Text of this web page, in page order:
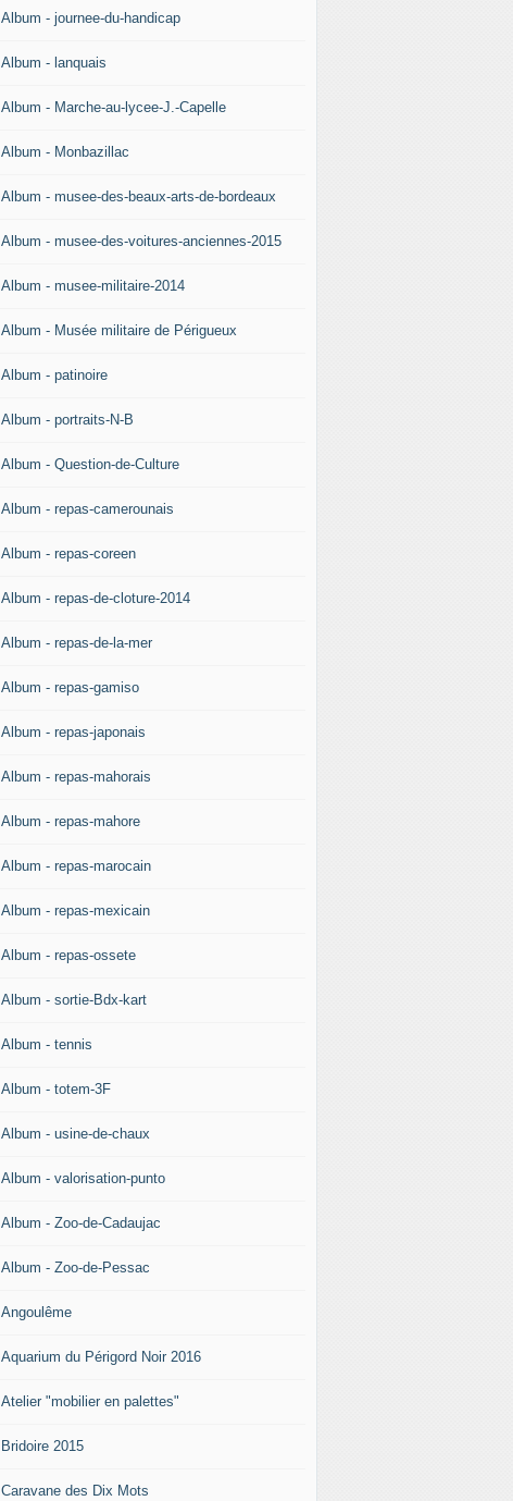
Album - journee-du-handicap
Album - lanquais
Album - Marche-au-lycee-J.-Capelle
Album - Monbazillac
Album - musee-des-beaux-arts-de-bordeaux
Album - musee-des-voitures-anciennes-2015
Album - musee-militaire-2014
Album - Musée militaire de Périgueux
Album - patinoire
Album - portraits-N-B
Album - Question-de-Culture
Album - repas-camerounais
Album - repas-coreen
Album - repas-de-cloture-2014
Album - repas-de-la-mer
Album - repas-gamiso
Album - repas-japonais
Album - repas-mahorais
Album - repas-mahore
Album - repas-marocain
Album - repas-mexicain
Album - repas-ossete
Album - sortie-Bdx-kart
Album - tennis
Album - totem-3F
Album - usine-de-chaux
Album - valorisation-punto
Album - Zoo-de-Cadaujac
Album - Zoo-de-Pessac
Angoulême
Aquarium du Périgord Noir 2016
Atelier "mobilier en palettes"
Bridoire 2015
Caravane des Dix Mots